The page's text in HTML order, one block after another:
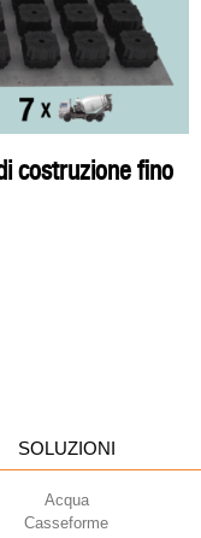
costruzione fino
SOLUZIONI
Acqua
Casseforme